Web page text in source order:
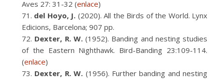
Aves 27: 31-32 (enlace)
del Hoyo, J. (2020). All the Birds of the World. Lynx
Edicions, Barcelona; 907 pp.
Dexter, R. W.(1952). Banding and nesting studies
of the Eastern Nighthawk. Bird-Banding 23:109-114.
(enlace)
Dexter, R. W. (1956). Further banding and nesting